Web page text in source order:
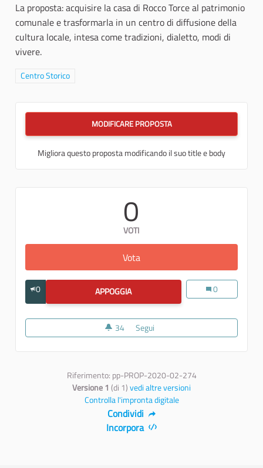
La proposta: acquisire la casa di Rocco Torce al patrimonio
comunale e trasformarla in un centro di diffusione della
cultura locale, intesa come tradizioni, dialetto, modi di
vivere.
Filtra i risultati per categoria: Centro Storico
Centro Storico
MODIFICARE PROPOSTA
Migliora questo proposta modificando il suo title e body
0
VOTI
Vota
0 APPOGGIAUNA NUOVA VITA DI CULTURA
Una nuova vita
0
34 34 sostenitori
Segui
Riferimento: pp-PROP-2020-02-274
Versione 1 (di 1)vedi altre versioni
Controlla l'impronta digitale
Condividi
Incorpora